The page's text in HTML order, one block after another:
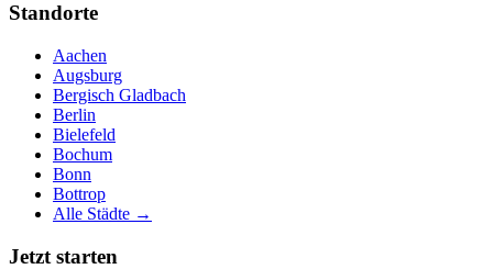
Standorte
Aachen
Augsburg
Bergisch Gladbach
Berlin
Bielefeld
Bochum
Bonn
Bottrop
Alle Städte →
Jetzt starten